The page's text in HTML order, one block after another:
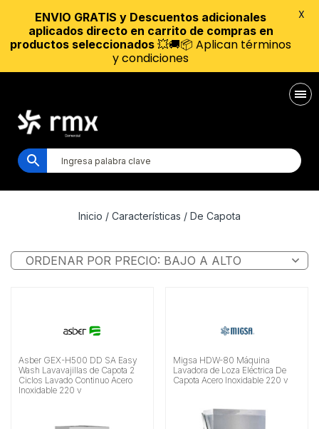
Inicio / Características / De Capota
Asber GEX-H500 DD SA Easy
Wash Lavavajillas de Capota 2
Ciclos Lavado Continuo Acero
Inoxidable 220 v
Migsa HDW-80 Máquina
Lavadora de Loza Eléctrica De
Capota Acero Inoxidable 220 v
ENVIO GRATIS y Descuentos adicionales
aplicados directo en carrito de compras en
productos seleccionados 💥🚚📦 Aplican términos
y condiciones
X